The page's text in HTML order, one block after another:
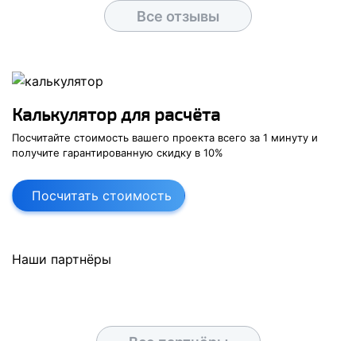
Все отзывы
Калькулятор для расчёта
Посчитайте стоимость вашего проекта всего за 1 минуту и
получите гарантированную скидку в 10%
Посчитать стоимость
Наши партнёры